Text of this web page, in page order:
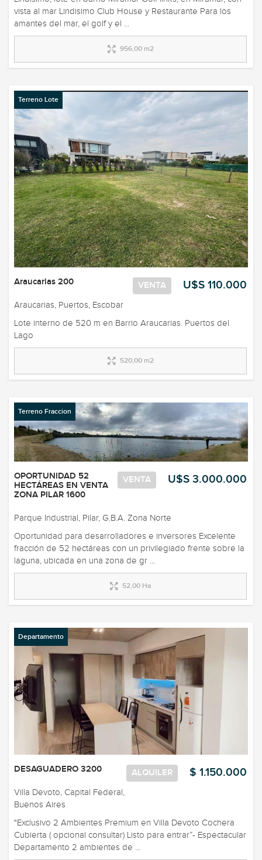
vista al mar Lindisimo Club House y Restaurante Para los
amantes del mar, el golf y el ...
956,00 m2
Terreno Lote
U$S 110.000
VENTA
Araucarias 200
Araucarias, Puertos, Escobar
Lote interno de 520 m en Barrio Araucarias. Puertos del
Lago
520,00 m2
Terreno Fraccion
U$S 3.000.000
VENTA
OPORTUNIDAD 52
HECTÁREAS EN VENTA
ZONA PILAR 1600
Parque Industrial, Pilar, G.B.A. Zona Norte
Oportunidad para desarrolladores e inversores Excelente
fracción de 52 hectáreas con un privilegiado frente sobre la
laguna, ubicada en una zona de gr ...
52,00 Ha
Departamento
$ 1.150.000
ALQUILER
DESAGUADERO 3200
Villa Devoto, Capital Federal,
Buenos Aires
"Exclusivo 2 Ambientes Premium en Villa Devoto Cochera
Cubierta ( opcional consultar) Listo para entrar”- Espectacular
Departamento 2 ambientes de ...